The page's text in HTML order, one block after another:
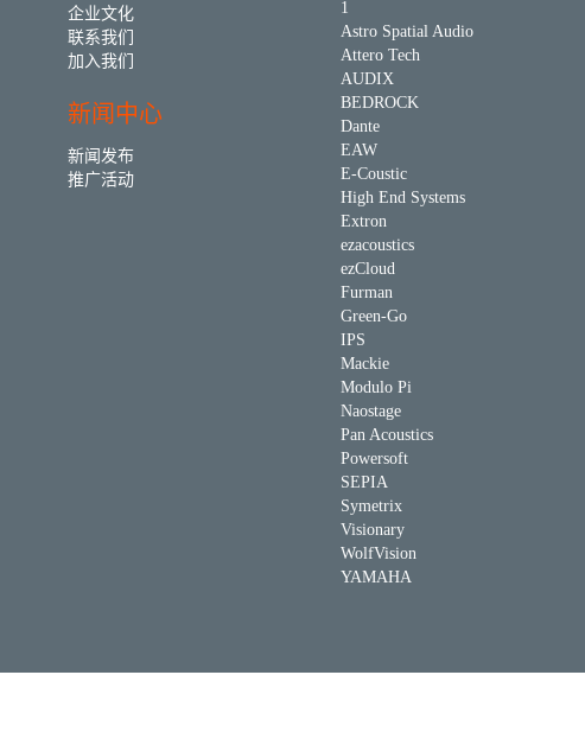
企业文化
联系我们
加入我们
新闻中心
新闻发布
推广活动
1
Astro Spatial Audio
Attero Tech
AUDIX
BEDROCK
Dante
EAW
E-Coustic
High End Systems
Extron
ezacoustics
ezCloud
Furman
Green-Go
IPS
Mackie
Modulo Pi
Naostage
Pan Acoustics
Powersoft
SEPIA
Symetrix
Visionary
WolfVision
YAMAHA